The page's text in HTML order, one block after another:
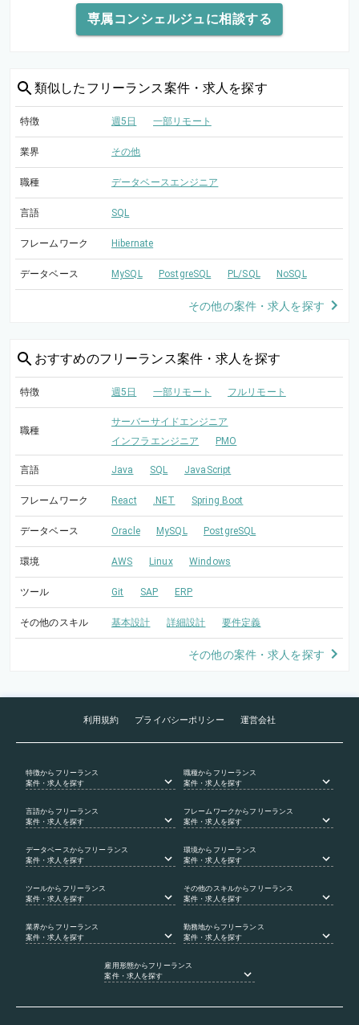
専属コンシェルジュに相談する
類似した フリーランス案件・求人を探す
特徴 週5日 一部リモート
業界 その他
職種 データベースエンジニア
言語 SQL
フレームワーク Hibernate
データベース MySQL PostgreSQL PL/SQL NoSQL
その他の案件・求人を探す
おすすめのフリーランス案件・求人を探す
特徴 週5日 一部リモート フルリモート
職種
サーバーサイドエンジニア
インフラエンジニア
PMO
言語 Java SQL JavaScript
フレームワーク React .NET Spring Boot
データベース Oracle MySQL PostgreSQL
環境 AWS Linux Windows
ツール Git SAP ERP
その他のスキル 基本設計 詳細設計 要件定義
その他の案件・求人を探す
利用規約 プライバシーポリシー 運営会社
特徴からフリーランス
案件・求人を探す
職種からフリーランス
案件・求人を探す
言語からフリーランス
案件・求人を探す
フレームワークからフリーランス
案件・求人を探す
データベース からフリーランス
案件・求人を探す
環境からフリーランス
案件・求人を探す
ツールからフリーランス
案件・求人を探す
その他のスキルからフリーランス
案件・求人を探す
業界からフリーランス
案件・求人を探す
勤務地からフリーランス
案件・求人を探す
雇用形態からフリーランス
案件・求人を探す